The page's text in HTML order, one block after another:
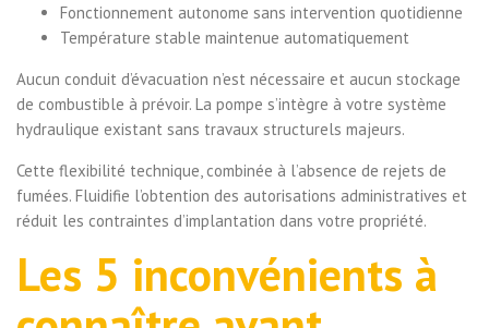
Fonctionnement autonome sans intervention quotidienne
Température stable maintenue automatiquement
Aucun conduit d’évacuation n’est nécessaire et aucun stockage
de combustible à prévoir. La pompe s’intègre à votre système
hydraulique existant sans travaux structurels majeurs.
Cette flexibilité technique, combinée à l’absence de rejets de
fumées. Fluidifie l’obtention des autorisations administratives et
réduit les contraintes d’implantation dans votre propriété.
Les 5 inconvénients à